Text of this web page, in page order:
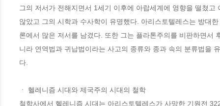
그의 저서가 전해지면서 1세기 이후에 아랍세계에 영향을 떨쳤
않았고 그의 시학과 수사학이 유명했다. 아리스토텔레스는 방대
론에서 많은 저서를 남겼다. 또한 그는 플라톤주의를 비판하면서
니라 연역법과 귀납법이라는 사고의 종류와 종과 속의 분류법을
다.
ㆍ 헬레니즘 시대와 제국주의 시대의 철학
철학사에서 헬레니즘 시대는 아리스토텔레스가 사망한 기원전